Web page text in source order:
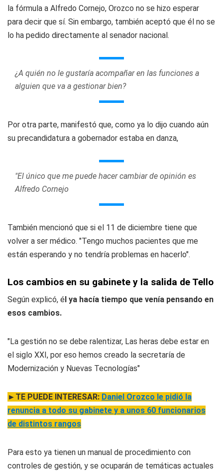
la fórmula a Alfredo Cornejo, Orozco no se hizo esperar
para decir que sí. Sin embargo, también aceptó que él no se
lo ha pedido directamente al senador nacional.
¿A quién no le gustaría acompañar en las funciones a
alguien que va a gestionar bien?
Por otra parte, manifestó que, como ya lo dijo cuando aún
su precandidatura a gobernador estaba en danza,
"El único que me puede hacer cambiar de opinión es
Alfredo Cornejo
También mencionó que si el 11 de diciembre tiene que
volver a ser médico. "Tengo muchos pacientes que me
están esperando y no tendría problemas en hacerlo".
Los cambios en su gabinete y la salida de Tello
Según explicó, él ya hacía tiempo que venía pensando en
esos cambios.
"La gestión no se debe ralentizar, Las heras debe estar en
el siglo XXI, por eso hemos creado la secretaría de
Modernización y Nuevas Tecnologías"
►TE PUEDE INTERESAR: Daniel Orozco le pidió la
renuncia a todo su gabinete y a unos 60 funcionarios
de distintos rangos
Para esto ya tienen un manual de procedimiento con
controles de gestión, y se ocuparán de temáticas actuales